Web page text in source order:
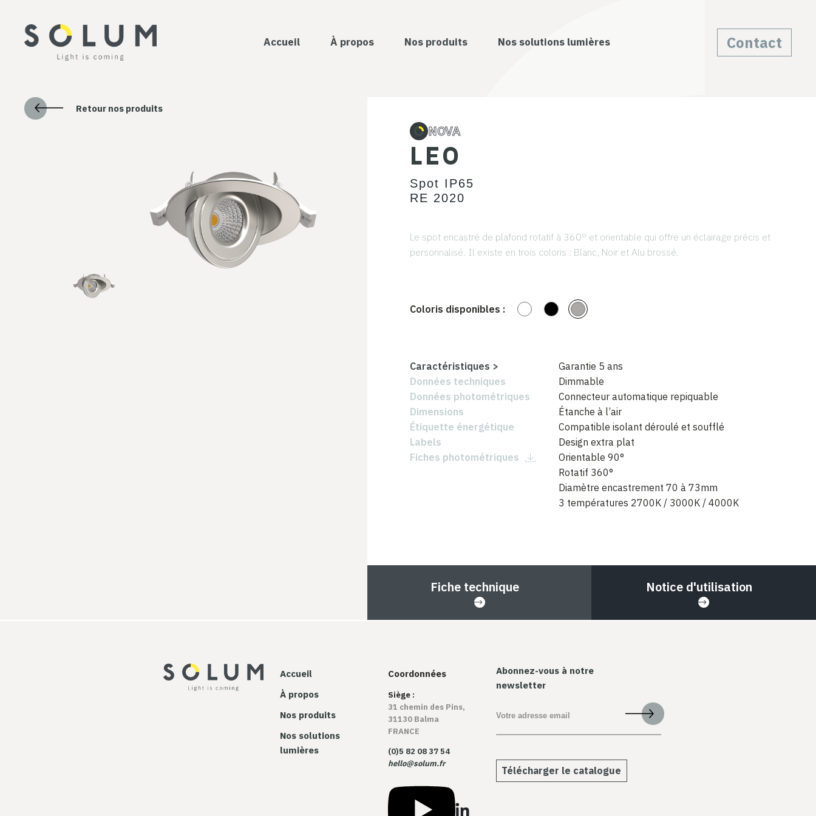
Accueil À propos Nos produits Nos solutions lumières Contact
Retour nos produits
NOVA
LEO
Spot IP65
RE 2020
Le spot encastré de plafond rotatif à 360° et orientable qui offre un éclairage précis et
personnalisé. Il existe en trois coloris : Blanc, Noir et Alu brossé.
Coloris disponibles :
Caractéristiques >
Données techniques
Données photométriques
Dimensions
Étiquette énergétique
Labels
Fiches photométriques
Garantie 5 ans
Dimmable
Connecteur automatique repiquable
Étanche à l’air
Compatible isolant déroulé et soufflé
Design extra plat
Orientable 90°
Rotatif 360°
Diamètre encastrement 70 à 73mm
3 températures 2700K / 3000K / 4000K
Fiche technique Notice d'utilisation
Accueil
À propos
Nos produits
Nos solutions
lumières
Coordonnées
Siège :
31 chemin des Pins,
31130 Balma
FRANCE
(0)5 82 08 37 54
hello@solum.fr
Abonnez-vous à notre
newsletter
Télécharger le catalogue